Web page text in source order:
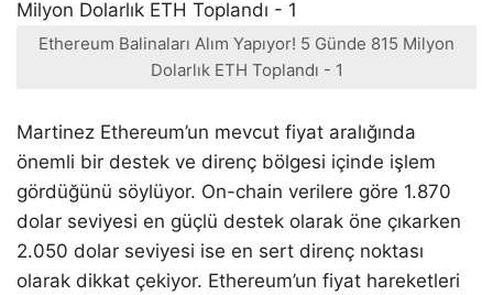
Ethereum Balinaları Alım Yapıyor! 5 Günde 815 Milyon
Dolarlık ETH Toplandı - 1
Martinez Ethereum’un mevcut fiyat aralığında
önemli bir destek ve direnç bölgesi içinde işlem
gördüğünü söylüyor. On-chain verilere göre 1.870
dolar seviyesi en güçlü destek olarak öne çıkarken
2.050 dolar seviyesi ise en sert direnç noktası
olarak dikkat çekiyor. Ethereum’un fiyat hareketleri